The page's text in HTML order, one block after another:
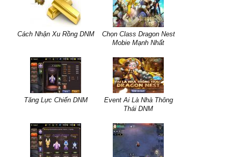
Cách Nhận Xu Rồng DNM
Chọn Class Dragon Nest
Mobie Mạnh Nhất
Tăng Lực Chiến DNM
Event Ai Là Nhà Thông
Thái DNM